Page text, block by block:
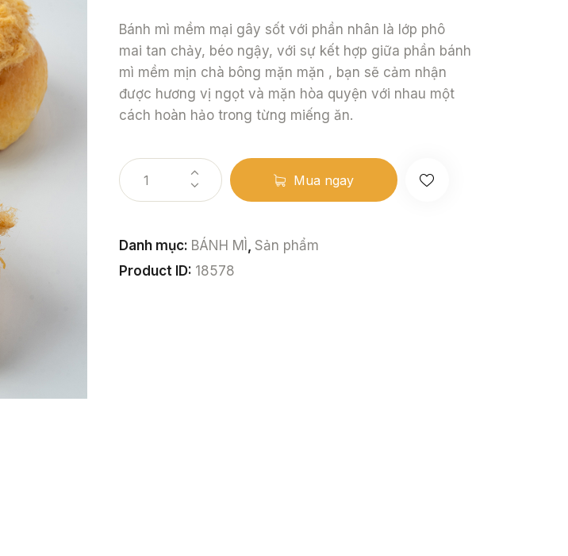
Bánh mì mềm mại gây sốt với phần nhân là lớp phô
mai tan chảy, béo ngậy, với sự kết hợp giữa phần bánh
mì mềm mịn chà bông mặn mặn , bạn sẽ cảm nhận
được hương vị ngọt và mặn hòa quyện với nhau một
cách hoàn hảo trong từng miếng ăn.
Mua ngay
Danh mục: BÁNH MÌ , Sản phẩm
Product ID: 18578